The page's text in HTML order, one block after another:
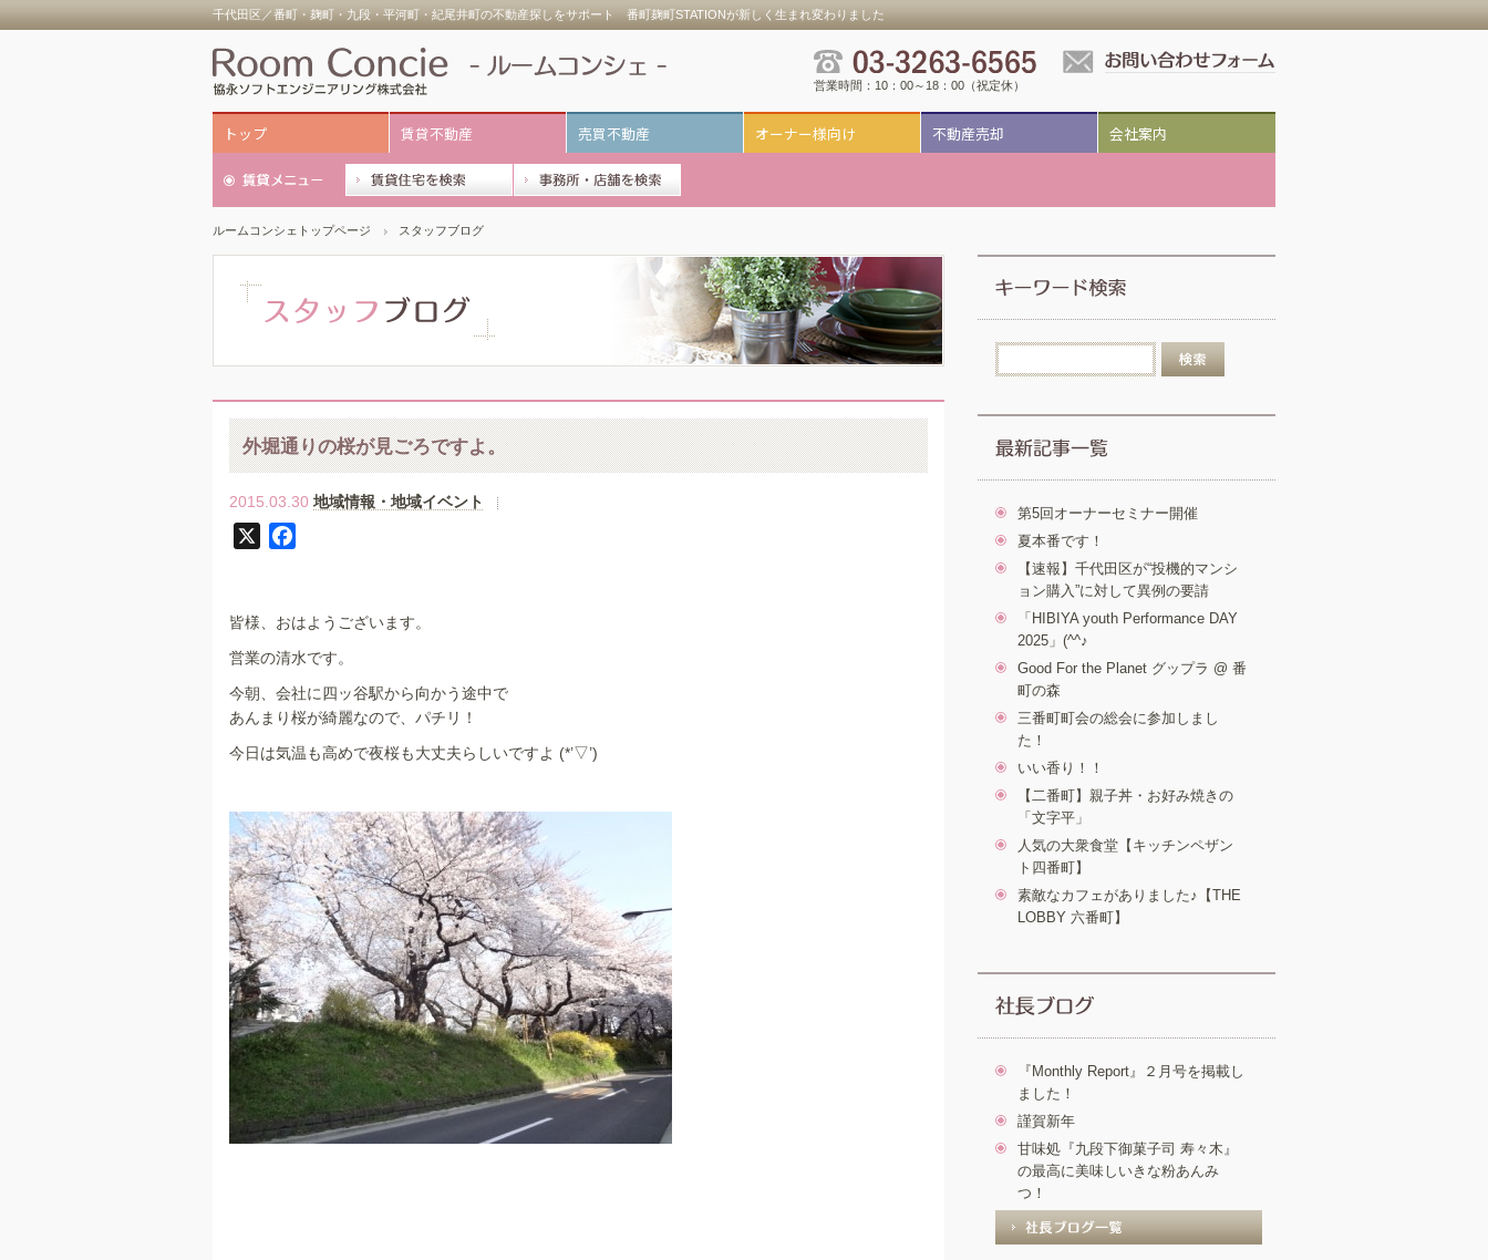
千代田区／番町・麹町・九段・平河町・紀尾井町の不動産探しをサポート 番町麹町STATIONが新しく生まれ変わりました
営業時間：10：00～18：00（祝定休）
トップ 賃貸不動産 売買不動産 オーナー様向け 不動産売却 会社案内
ルームコンシェトップページ スタッフブログ
外堀通りの桜が見ごろですよ。
2015.03.30 地域情報・地域イベント
e
o
o
k
皆様、おはようございます。
営業の清水です。
今朝、会社に四ッ谷駅から向かう途中で
あんまり桜が綺麗なので、パチリ！
今日は気温も高めで夜桜も大丈夫らしいですよ (*’▽’)
第5回オーナーセミナー開催
夏本番です！
【速報】千代田区が“投機的マンシ
ョン購入”に対して異例の要請
「HIBIYA youth Performance DAY
2025」(^^♪
Good For the Planet グップラ @ 番
町の森
三番町町会の総会に参加しまし
た！
いい香り！！
【二番町】親子丼・お好み焼きの
「文字平」
人気の大衆食堂【キッチンペザン
ト四番町】
素敵なカフェがありました♪【THE
LOBBY 六番町】
『Monthly Report』２月号を掲載し
ました！
謹賀新年
甘味処『九段下御菓子司 寿々木』
の最高に美味しいきな粉あんみ
つ！